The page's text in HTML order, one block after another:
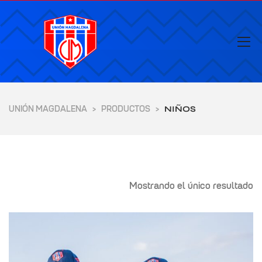
UNIÓN MAGDALENA > PRODUCTOS > NIÑOS
Mostrando el único resultado